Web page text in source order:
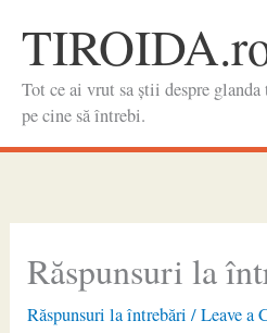
content
Tot ce ai vrut sa știi despre
pe cine să întrebi.
Răspunsuri la
Răspunsuri la întrebări /Leave a